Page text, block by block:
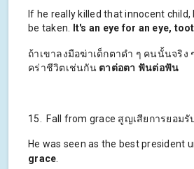
If he really killed that innocent
be taken.
It's an eye for an eye,
ถ้าเขาลงมือฆ่าเด็กตาดำ ๆ คนนั้นจริง
คร่าชีวิตเช่นกัน ตาต่อตา ฟันต่อฟัน
15. Fall from grace สูญเสียการยอมรั
He was seen as the best president
grace